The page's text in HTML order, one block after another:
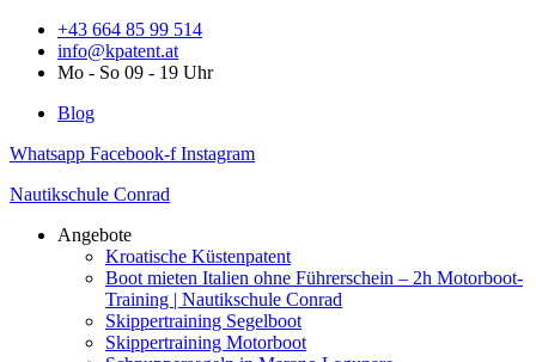
Zum
Inhalt
springen
+43 664 85 99 514
info@kpatent.at
Mo - So 09 - 19 Uhr
Blog
Whatsapp Facebook-f Instagram
Nautikschule Conrad
Angebote
Kroatische Küstenpatent
Boot mieten Italien ohne Führerschein – 2h Motorboot-
Training | Nautikschule Conrad
Skippertraining Segelboot
Skippertraining Motorboot